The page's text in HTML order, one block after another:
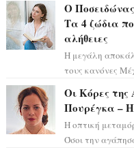
Ο
Τα 4 ζώδια
αλήθειες
Η μεγάλη
τους κανόνες
Οι Κόρες
Πουρέγκα –
Η οπτική
Όσοι την